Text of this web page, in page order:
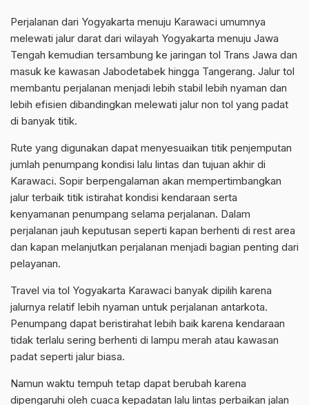
Perjalanan dari Yogyakarta menuju Karawaci umumnya
melewati jalur darat dari wilayah Yogyakarta menuju Jawa
Tengah kemudian tersambung ke jaringan tol Trans Jawa dan
masuk ke kawasan Jabodetabek hingga Tangerang. Jalur tol
membantu perjalanan menjadi lebih stabil lebih nyaman dan
lebih efisien dibandingkan melewati jalur non tol yang padat
di banyak titik.
Rute yang digunakan dapat menyesuaikan titik penjemputan
jumlah penumpang kondisi lalu lintas dan tujuan akhir di
Karawaci. Sopir berpengalaman akan mempertimbangkan
jalur terbaik titik istirahat kondisi kendaraan serta
kenyamanan penumpang selama perjalanan. Dalam
perjalanan jauh keputusan seperti kapan berhenti di rest area
dan kapan melanjutkan perjalanan menjadi bagian penting dari
pelayanan.
Travel via tol Yogyakarta Karawaci banyak dipilih karena
jalurnya relatif lebih nyaman untuk perjalanan antarkota.
Penumpang dapat beristirahat lebih baik karena kendaraan
tidak terlalu sering berhenti di lampu merah atau kawasan
padat seperti jalur biasa.
Namun waktu tempuh tetap dapat berubah karena
dipengaruhi oleh cuaca kepadatan lalu lintas perbaikan jalan